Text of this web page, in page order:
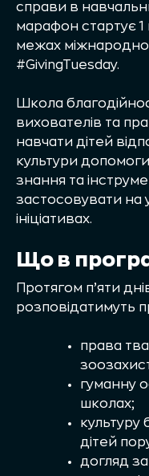
справи в
марафон стартує 1
межах
#GivingTuesday.
Школа
вихователів та
навчати дітей
культури
знання та
застосовувати на
ініціативах.
Що в
Протягом п’яти
розповідатимуть
права
гуманну
школах;
культуру
дітей
догляд